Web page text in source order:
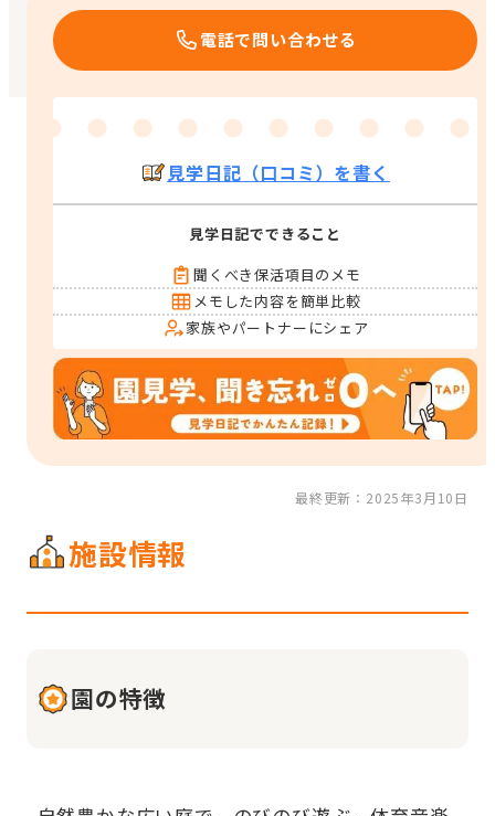
電話で問い合わせる
見学日記（口コミ）を書く
見学日記でできること
聞くべき保活項目のメモ
メモした内容を簡単比較
家族やパートナーにシェア
最終更新：2025年3月10日
施設情報
園の特徴